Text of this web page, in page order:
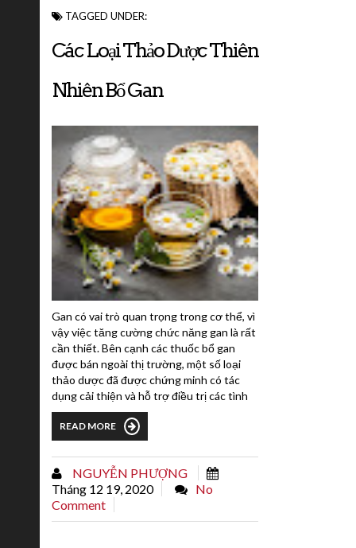
TAGGED UNDER:
Các Loại Thảo Dược Thiên
Nhiên Bổ Gan
Gan có vai trò quan trọng trong cơ thể, vì
vậy việc tăng cường chức năng gan là rất
cần thiết. Bên cạnh các thuốc bổ gan
được bán ngoài thị trường, một số loại
thảo dược đã được chứng minh có tác
dụng cải thiện và hỗ trợ điều trị các tình
trạng về gan.Gan, một trong những cơ
quan lớn trong cơ thể, thực hiện nhiều
chức năng quan trọng, trong đó có xử lý
các chất độc ra khỏi cơ thể, hỗ trợ quá
trình tiêu hóa và sản xuất các...
READ MORE
NGUYỄN PHƯỢNG
Tháng 12 19, 2020
No
Comment